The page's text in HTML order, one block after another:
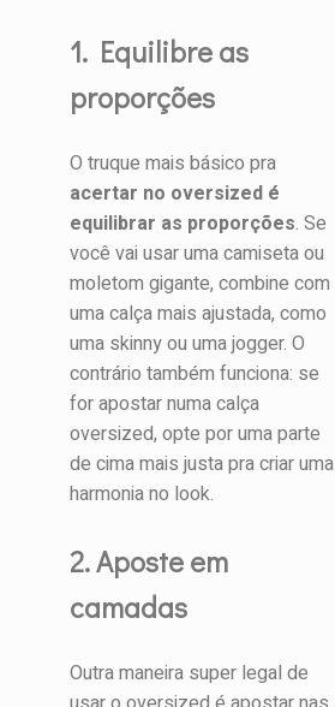
1. Equilibre as
proporções
O truque mais básico pra
acertar no oversized é
equilibrar as proporções. Se
você vai usar uma camiseta ou
moletom gigante, combine com
uma calça mais ajustada, como
uma skinny ou uma jogger. O
contrário também funciona: se
for apostar numa calça
oversized, opte por uma parte
de cima mais justa pra criar uma
harmonia no look.
2. Aposte em
camadas
Outra maneira super legal de